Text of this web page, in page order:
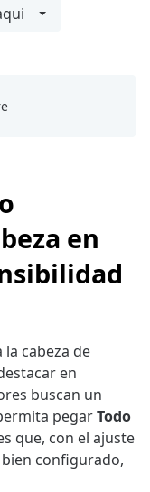
en
cabeza de
en
buscan un
pegarTodo
que, con el ajuste
configurado,